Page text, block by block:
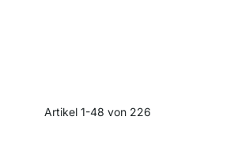
Artikel 1-48 von 226